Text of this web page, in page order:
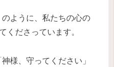
ように、私たちの心の
くださっています。
様、守ってください」